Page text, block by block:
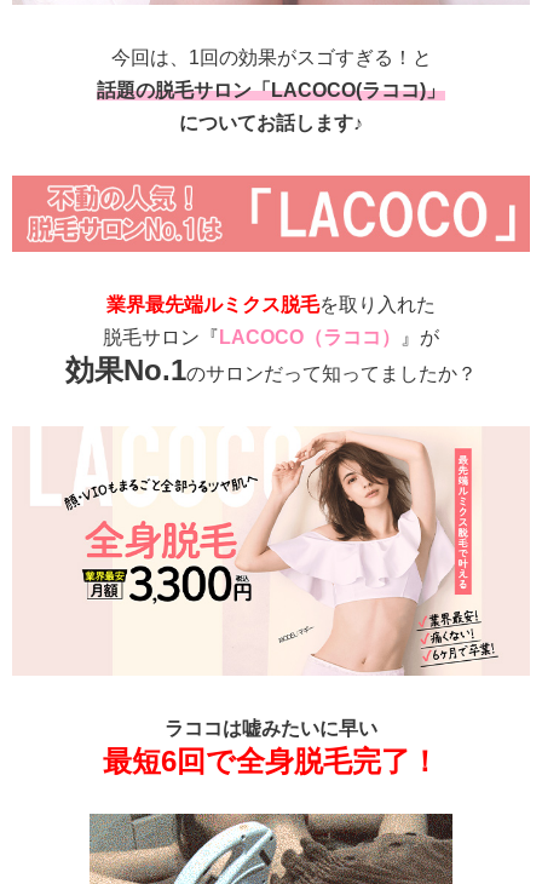
今回は、1回の効果がスゴすぎる！と
話題の脱毛サロン「LACOCO(ラココ)」
についてお話します♪
業界最先端ルミクス脱毛を取り入れた
脱毛サロン『 LACOCO（ラココ） 』が
効果No.1のサロンだって知ってましたか？
ラココは嘘みたいに早い
最短6回で全身脱毛完了！